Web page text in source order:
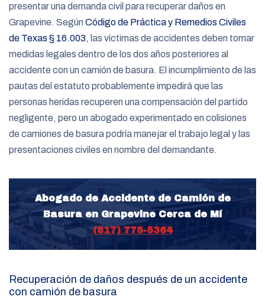
presentar una demanda civil para recuperar daños en
Grapevine. Según Código de Práctica y Remedios Civiles
de Texas § 16.003, las víctimas de accidentes deben tomar
medidas legales dentro de los dos años posteriores al
accidente con un camión de basura. El incumplimiento de las
pautas del estatuto probablemente impedirá que las
personas heridas recuperen una compensación del partido
negligente, pero un abogado experimentado en colisiones
de camiones de basura podría manejar el trabajo legal y las
presentaciones civiles en nombre del demandante.
Abogado de Accidente de Camión de
Basura en Grapevine Cerca de Mí
(817) 775-5364
Recuperación de daños después de un accidente
con camión de basura